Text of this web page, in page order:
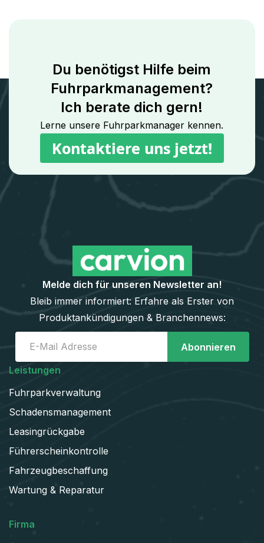
Du benötigst Hilfe beim
Fuhrparkmanagement?
Ich berate dich gern!
Lerne unsere Fuhrparkmanager kennen.
Kontaktiere uns jetzt!
Kontaktiere uns jetzt!
Melde dich für unseren Newsletter an!
Bleib immer informiert: Erfahre als Erster von
Produktankündigungen & Branchennews:
Leistungen
Fuhrparkverwaltung
Schadens­management
Leasingrückgabe
Führerscheinkontrolle
Fahrzeugbeschaffung
Wartung & Reparatur
Firma